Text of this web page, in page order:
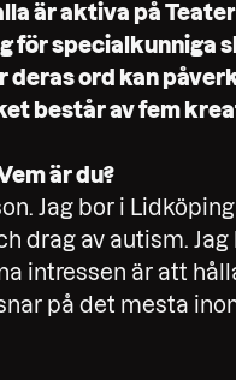
är aktiva på
för specialkunniga
deras ord kan
består av fem
är du?
Jag bor i
drag av autism.
intressen är att
på det mesta